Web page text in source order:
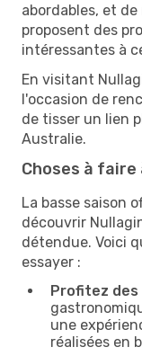
abordables, et
proposent des
intéressantes à
En visitant
l'occasion de
de tisser un lien
Australie.
Choses à faire
La basse saison
découvrir
détendue. Voici
essayer :
Profitez des
une
réalisées en